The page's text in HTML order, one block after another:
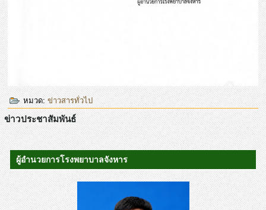
หมวด:ข่าวสารทั่วไป
ข่าวประชาสัมพันธ์
ผู้อำนวยการโรงพยาบาลจังหาร